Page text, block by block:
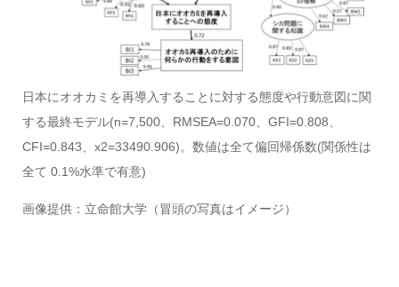
日本にオオカミを再導入することに対する態度や行動意図に関
する最終モデル(n=7,500、RMSEA=0.070、GFI=0.808、
CFI=0.843、x2=33490.906)。数値は全て偏回帰係数(関係性は
全て 0.1%水準で有意)
画像提供：立命館大学（冒頭の写真はイメージ）